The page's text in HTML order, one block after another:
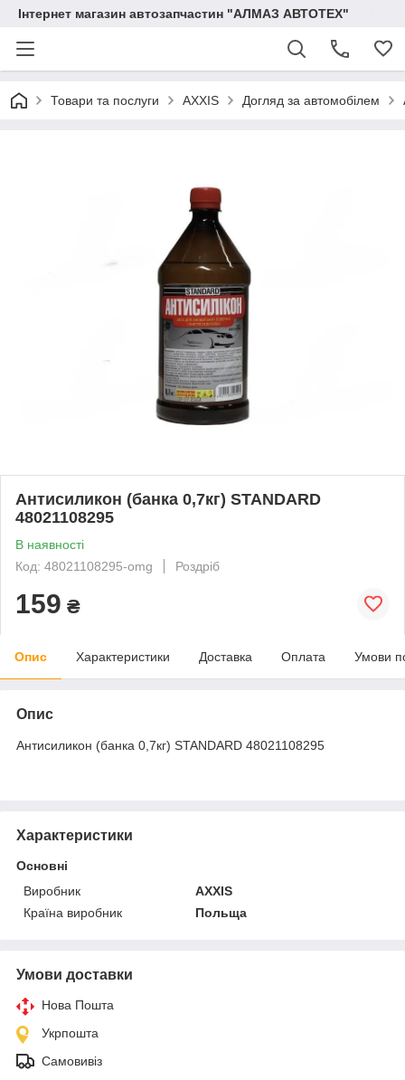
Інтернет магазин автозапчастин "АЛМАЗ АВТОТЕХ"
Товари та послуги AXXIS Догляд за автомобілем
Антисиликон (банка 0,7кг) STANDARD
48021108295
В наявності
Код: 48021108295-omg
Роздріб
159 ₴
Опис Характеристики Доставка Оплата Умови
Опис
Антисиликон (банка 0,7кг) STANDARD 48021108295
Характеристики
Основні
Виробник
AXXIS
Країна виробник
Польща
Умови доставки
Нова Пошта
Укрпошта
Самовивіз